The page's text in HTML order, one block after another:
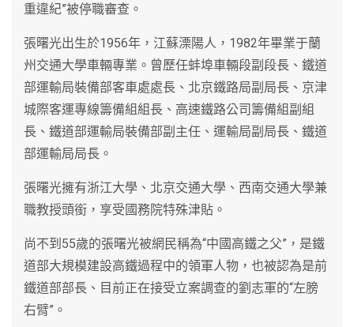
重違紀”被停職審查。
張曙光出生於1956年，江蘇溧陽人，1982年畢業于蘭
州交通大學車輛專業。曾歷任蚌埠車輛段副段長、鐵道
部運輸局裝備部客車處處長、北京鐵路局副局長、京津
城際客運專線籌備組組長、高速鐵路公司籌備組副組
長、鐵道部運輸局裝備部副主任、運輸局副局長、鐵道
部運輸局局長。
張曙光擁有浙江大學、北京交通大學、西南交通大學兼
職教授頭銜，享受國務院特殊津貼。
尚不到55歲的張曙光被網民稱為“中國高鐵之父”，是鐵
道部大規模建設高鐵過程中的領軍人物，也被認為是前
鐵道部部長、目前正在接受立案調查的劉志軍的“左膀
右臂”。